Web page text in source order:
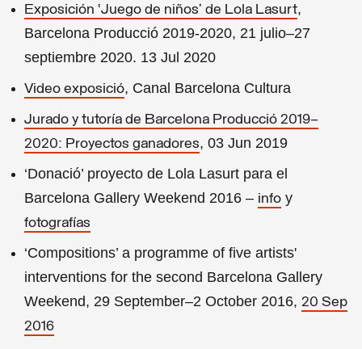
Exposición ‘Juego de niños’ de Lola Lasurt,
Barcelona Producció 2019-2020, 21 julio–27
septiembre 2020. 13 Jul 2020
Video exposició, Canal Barcelona Cultura
Jurado y tutoría de Barcelona Producció 2019–
2020: Proyectos ganadores, 03 Jun 2019
‘Donació’ proyecto de Lola Lasurt para el
Barcelona Gallery Weekend 2016 – info y
fotografías
‘Compositions’ a programme of five artists'
interventions for the second Barcelona Gallery
Weekend, 29 September–2 October 2016, 20 Sep
2016